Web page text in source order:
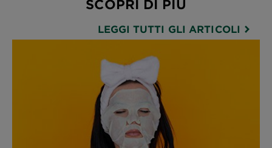
SCOPRI DI PIÙ
LEGGI TUTTI GLI ARTICOLI